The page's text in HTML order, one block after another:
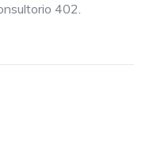
402.